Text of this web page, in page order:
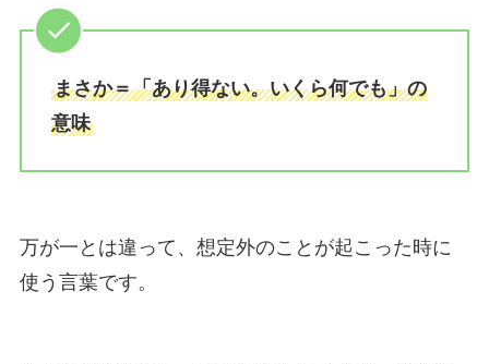
まさか＝「あり得ない。いくら何でも」の
意味
万が一とは違って、想定外のことが起こった時に
使う言葉です。